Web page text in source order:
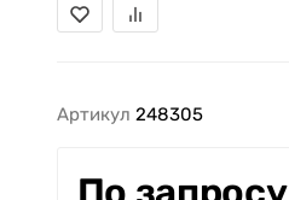
Артикул 248305